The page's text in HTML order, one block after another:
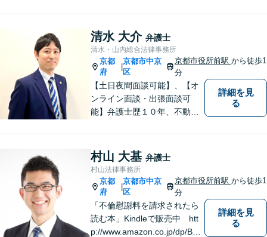
位 弁護士ドットコムランキ
ング（2024年7月-2026年7月
現在）】
清水 大介 弁護士
清水・山内総合法律事務所
京都
府
京都市中京
区
京都市役所前駅から徒歩1
分
【土日夜間面談可能】、【オ
ンライン面談・出張面談可
能】弁護士歴１０年、不動
務に注力しています。御依頼
者様に寄り添い、迅速に問題
を解決いたします。お一人で
悩まずに、まずはお気軽にご
相談ください。
詳細を見
る
村山 大基 弁護士
村山法律事務所
京都
府
京都市中京
区
京都市役所前駅から徒歩1
分
「不倫慰謝料を請求されたら
読む本」Kindleで販売中 htt
p://www.amazon.co.jp/dp/B0F
詳細を見
る